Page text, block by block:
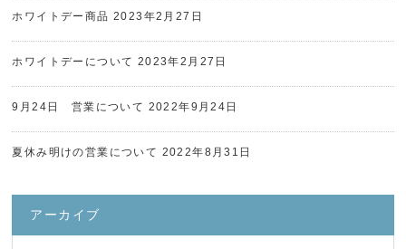
ホワイトデー商品 2023年2月27日
ホワイトデーについて 2023年2月27日
9月24日 営業について 2022年9月24日
夏休み明けの営業について 2022年8月31日
アーカイブ